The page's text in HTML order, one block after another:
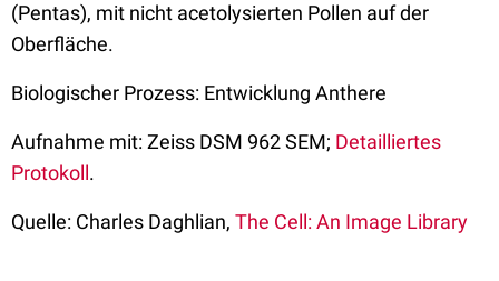
(Pentas), mit nicht acetolysierten Pollen auf der
Oberfläche.
Biologischer Prozess: Entwicklung Anthere
Aufnahme mit: Zeiss DSM 962 SEM; Detailliertes
Protokoll.
Quelle: Charles Daghlian, The Cell: An Image Library